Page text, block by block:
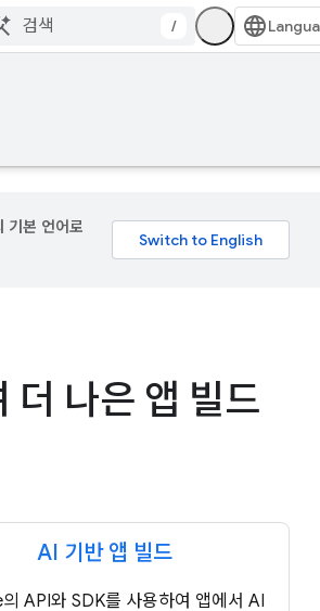
/
기본 언어로
더 나은 앱 빌드
AI 기반 앱 빌드
API와 SDK를 사용하여 앱에서 AI